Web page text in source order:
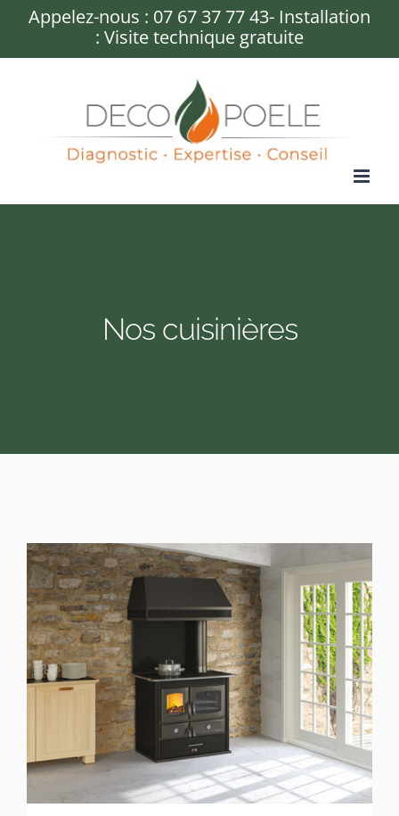
PasserAppelez-nous : 07 67 37 77 43- Installation
: Visite technique gratuite
Nos cuisinières